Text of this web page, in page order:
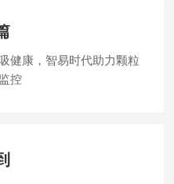
健康，智易时代助力颗粒
控